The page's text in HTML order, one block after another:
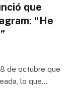
que
“He
de octubre que
lo que…